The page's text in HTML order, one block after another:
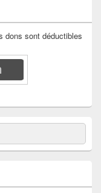
dons sont déductibles